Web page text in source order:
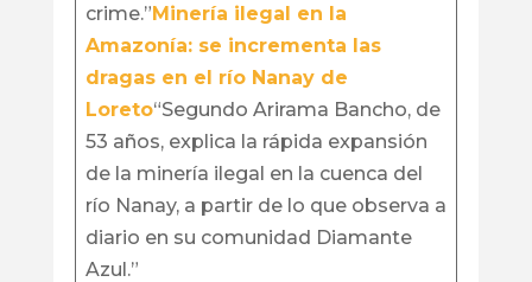
crime.”Minería ilegal en la
Amazonía: se incrementa las
dragas en el río Nanay de
Loreto“Segundo Arirama Bancho, de
53 años, explica la rápida expansión
de la minería ilegal en la cuenca del
río Nanay, a partir de lo que observa a
diario en su comunidad Diamante
Azul.”